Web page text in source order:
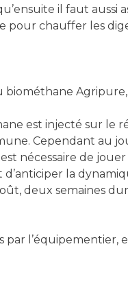
il faut aussi
chauffer les
est injecté sur le
Cependant au
nécessaire de
la
deux semaines